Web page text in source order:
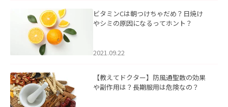
ビタミンCは朝つけちゃだめ？日焼け
やシミの原因になるってホント？
2021.09.22
【教えてドクター】防風通聖散の効果
や副作用は？長期服用は危険なの？